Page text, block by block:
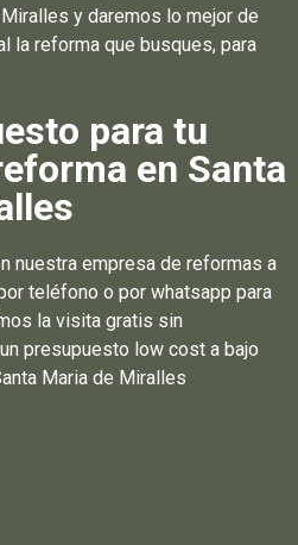
y daremos lo mejor de
la reforma que busques, para
para tu
en Santa
nuestra empresa de reformas a
teléfono o por whatsapp para
la visita gratis sin
presupuesto low cost a bajo
Maria de Miralles